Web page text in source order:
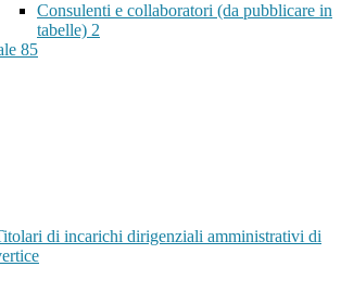
Consulenti e collaboratori (da pubblicare in
tabelle) 2
85
di incarichi dirigenziali amministrativi di